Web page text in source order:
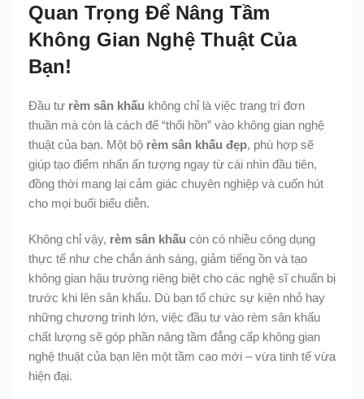
Quan Trọng Để Nâng Tầm
Không Gian Nghệ Thuật Của
Bạn!
Đầu tư rèm sân khấu không chỉ là việc trang trí đơn
thuần mà còn là cách để “thổi hồn” vào không gian nghệ
thuật của bạn. Một bộ rèm sân khấu đẹp, phù hợp sẽ
giúp tạo điểm nhấn ấn tượng ngay từ cái nhìn đầu tiên,
đồng thời mang lại cảm giác chuyên nghiệp và cuốn hút
cho mọi buổi biểu diễn.
Không chỉ vậy, rèm sân khấu còn có nhiều công dụng
thực tế như che chắn ánh sáng, giảm tiếng ồn và tạo
không gian hậu trường riêng biệt cho các nghệ sĩ chuẩn bị
trước khi lên sân khấu. Dù bạn tổ chức sự kiện nhỏ hay
những chương trình lớn, việc đầu tư vào rèm sân khấu
chất lượng sẽ góp phần nâng tầm đẳng cấp không gian
nghệ thuật của bạn lên một tầm cao mới – vừa tinh tế vừa
hiện đại.